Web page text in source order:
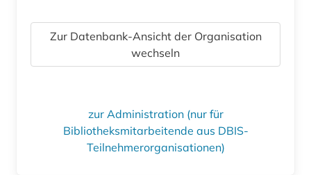
Zur Datenbank-Ansicht der Organisation
wechseln
zur Administration (nur für
Bibliotheksmitarbeitende aus DBIS-
Teilnehmerorganisationen)